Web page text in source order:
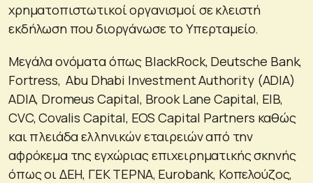
χρηματοπιστωτικοί οργανισμοί σε κλειστή
εκδήλωση που διοργάνωσε το Υπερταμείο.
Μεγάλα ονόματα όπως BlackRock, Deutsche Bank,
Fortress, Abu Dhabi Investment Authority (ADIA)
ADIA, Dromeus Capital, Brook Lane Capital, EIB,
CVC, Covalis Capital, EOS Capital Partners καθώς
και πλειάδα ελληνικών εταιρειών από την
αφρόκεμα της εγχώριας επιχειρηματικής σκηνής
όπως οι ΔΕΗ, ΓΕΚ ΤΕΡΝΑ, Eurobank, Κοπελούζος,